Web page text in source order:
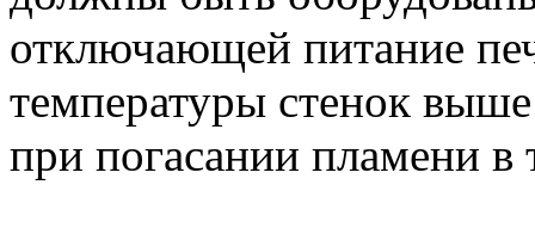
отключающей питание
температуры стенок
при погасании пламени в